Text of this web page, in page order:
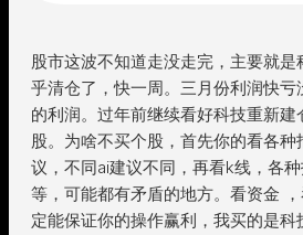
股市这波不知道走没走完，主要就
乎清仓了，快一周。三月份利润快
的利润。过年前继续看好科技重新
股。为啥不买个股，首先你的看各种
议，不同ai建议不同，再看k线，各
等，可能都有矛盾的地方。看资金
定能保证你的操作赢利，我买的是